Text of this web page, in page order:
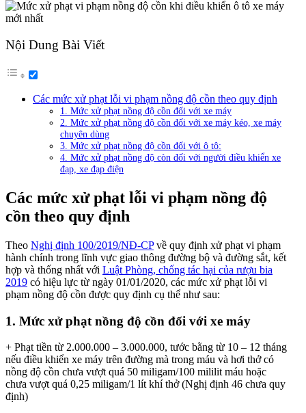
Nội Dung Bài Viết
Các mức xử phạt lỗi vi phạm nồng độ cồn theo quy định
1. Mức xử phạt nồng độ cồn đối với xe máy
2. Mức xử phạt nồng độ cồn đối với xe máy kéo, xe máy
chuyên dùng
3. Mức xử phạt nồng độ cồn đối với ô tô:
4. Mức xử phạt nồng độ còn đối với người điều khiển xe
đạp, xe đạp điện
Các mức xử phạt lỗi vi phạm nồng độ
cồn theo quy định
Theo Nghị định 100/2019/NĐ-CPvề quy định xử phạt vi phạm
hành chính trong lĩnh vực giao thông đường bộ và đường sắt, kết
hợp và thống nhất với Luật Phòng, chống tác hại của rượu bia
2019 có hiệu lực từ ngày 01/01/2020, các mức xử phạt lỗi vi
phạm nồng độ cồn được quy định cụ thể như sau:
1. Mức xử phạt nồng độ cồn đối với xe máy
+ Phạt tiền từ 2.000.000 – 3.000.000, tước bằng từ 10 – 12 tháng
nếu điều khiển xe máy trên đường mà trong máu và hơi thở có
nồng độ cồn chưa vượt quá 50 miligam/100 mililit máu hoặc
chưa vượt quá 0,25 miligam/1 lít khí thở (Nghị định 46 chưa quy
định)